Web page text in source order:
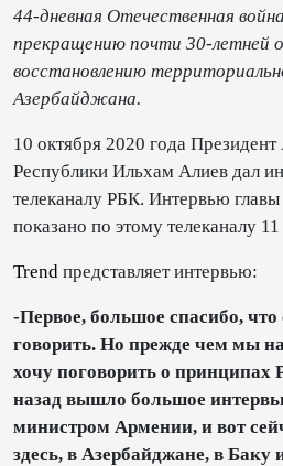
44-дневная Отечественная
прекращению почти 30-летней
восстановлению
Азербайджана.
10 октября 2020 года
Республики Ильхам Алиев дал
телеканалу РБК. Интервью главы
показано по этому телеканалу
Trend представляет интервью:
-Первое, большое спасибо,
говорить. Но прежде чем мы
хочу поговорить о принципах
назад вышло большое
министром Армении, и вот
здесь, в Азербайджане, в Баку